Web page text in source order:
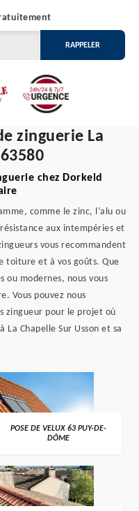
zinguerie La
chez Dorkeld
comme le zinc, l’alu ou
aux intempéries et
vous recommandent
toiture et à vos goûts. Que
ou modernes, nous vous
Vous pouvez nous
zingueur pour le projet où
Chapelle Sur Usson et sa
POSE DE VELUX 63 PUY-DE-
DÔME